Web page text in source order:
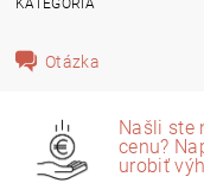
KATEGÓRIA
Otázka
Našli ste
cenu?
urobiť